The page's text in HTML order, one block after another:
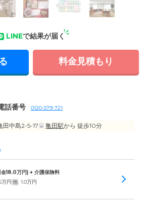
同じ雰囲気で暮らしていただけます。
LINEで結果が届く
料金見積もり
話番号 0120-579-721
田中島2-5-17 亀田駅から 徒歩10分
金18.0万円) + 介護保険料
万円 他 1.0万円